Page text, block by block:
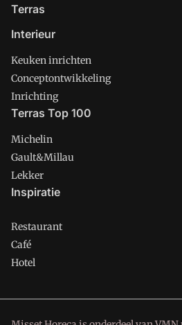
Terras
Interieur
Keuken inrichten
Conceptontwikkeling
Inrichting
Terras Top 100
Michelin
Gault&Millau
Lekker
Inspiratie
Restaurant
Café
Hotel